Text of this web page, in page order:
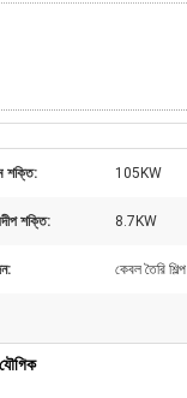
শক্তি: 105KW
শক্তি: 8.7KW
কেবল তৈরি শিল্প